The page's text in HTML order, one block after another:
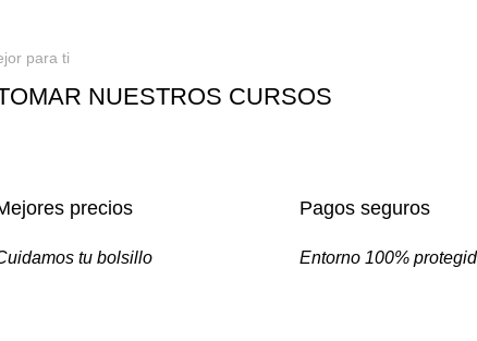
para ti
NUESTROS CURSOS
precios
tu bolsillo
Pagos seguros
Entorno 100%